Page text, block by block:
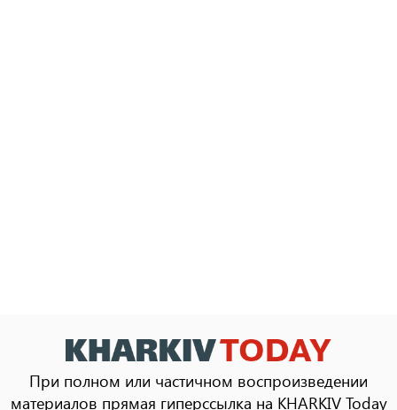
При полном или частичном воспроизведении
материалов прямая гиперссылка на KHARKIV Today